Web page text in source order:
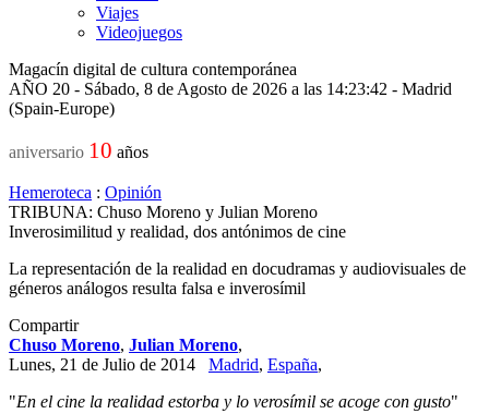
Viajes
Videojuegos
Magacín digital de cultura contemporánea
AÑO 20 - Sábado, 8 de Agosto de 2026 a las 14:23:42 - Madrid
(Spain-Europe)
aniversario 10 años
Hemeroteca : Opinión
TRIBUNA: Chuso Moreno y Julian Moreno
Inverosimilitud y realidad, dos antónimos de cine
La representación de la realidad en docudramas y audiovisuales de
géneros análogos resulta falsa e inverosímil
Compartir
Chuso Moreno, Julian Moreno,
Lunes, 21 de Julio de 2014 Madrid, España,
"En el cine la realidad estorba y lo verosímil se acoge con gusto"